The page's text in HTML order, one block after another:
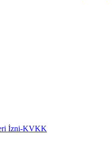
İzni-KVKK